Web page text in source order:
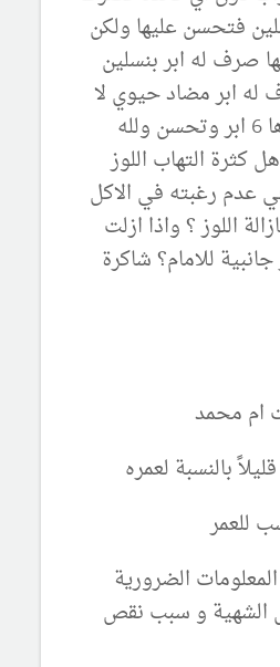
فتحسن عليها ولكن
صرف له ابر بنسلين
ابر مضاد حيوي لا
اعلم اسمها وعددها 6 ابر وتحسن ولله
كثرة التهاب اللوز
عدم رغبته في الاكل
اللوز ؟ واذا ازلت
للامام؟ شاكرة
ام محمد
بالنسبة لعمره
للعمر
الضرورية
الشهية و سبب نقص